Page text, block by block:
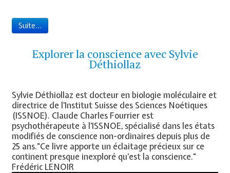
Suite...
Explorer la conscience avec Sylvie
Déthiollaz
Sylvie Déthiollaz est docteur en biologie moléculaire et
directrice de l'Institut Suisse des Sciences Noétiques
(ISSNOE). Claude Charles Fourrier est
psychothérapeute à l'ISSNOE, spécialisé dans les états
modifiés de conscience non-ordinaires depuis plus de
25 ans."Ce livre apporte un éclaitage précieux sur ce
continent presque inexploré qu'est la conscience."
Frédéric LENOIR